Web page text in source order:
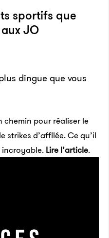
sportifs que
JO
dingue que vous
chemin pour réaliser le
strikes d’affilée. Ce qu’il
incroyable. Lire l’article.